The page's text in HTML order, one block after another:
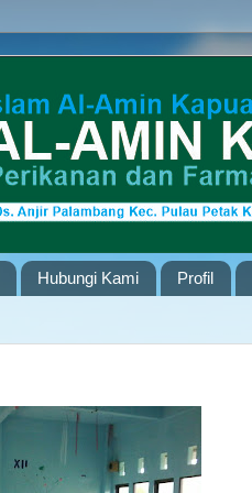
Hubungi Kami Profil